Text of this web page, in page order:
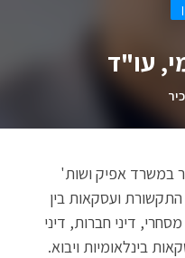
עו"ד
במשרד אפיק ושות'
ועסקאות בין
דיני חברות, דיני
בינלאומיות ויבוא.